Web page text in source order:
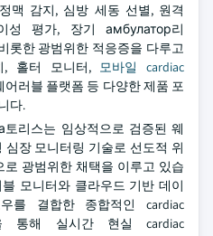
맥 감지, 심방 세동 선별, 원격
성 평가, 장기 амбулатор리
롯한 광범위한 적응증을 다루고
, 홀터 모니터, 모바일 cardiac
러블 플랫폼 등 다양한 제품 포
다.
리스는 임상적으로 검증된 웨
장 모니터링 기술로 선도적 위
광범위한 채택을 이루고 있습
모니터와 클라우드 기반 데이
를 결합한 종합적인 cardiac
통해 실시간 현실 cardiac